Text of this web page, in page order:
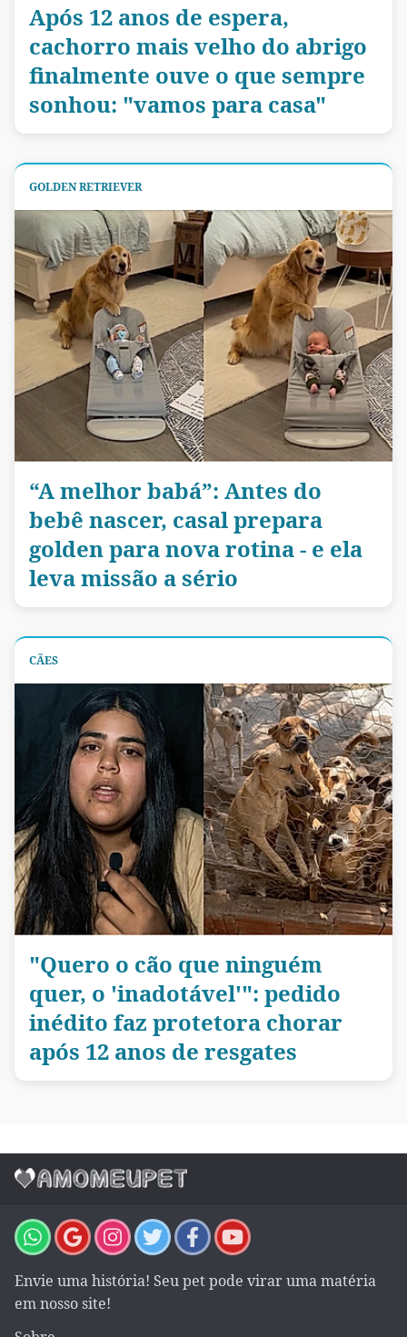
Após 12 anos de espera,
cachorro mais velho do abrigo
finalmente ouve o que sempre
sonhou: "vamos para casa"
GOLDEN RETRIEVER
“A melhor babá”: Antes do
bebê nascer, casal prepara
golden para nova rotina - e ela
leva missão a sério
CÃES
"Quero o cão que ninguém
quer, o 'inadotável'": pedido
inédito faz protetora chorar
após 12 anos de resgates
Envie uma história! Seu pet pode virar uma matéria
em nosso site!